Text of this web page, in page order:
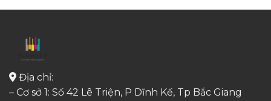
Địa chỉ:
– Cơ sở 1: Số 42 Lê Triện, P Dĩnh Kế, Tp Bắc Giang